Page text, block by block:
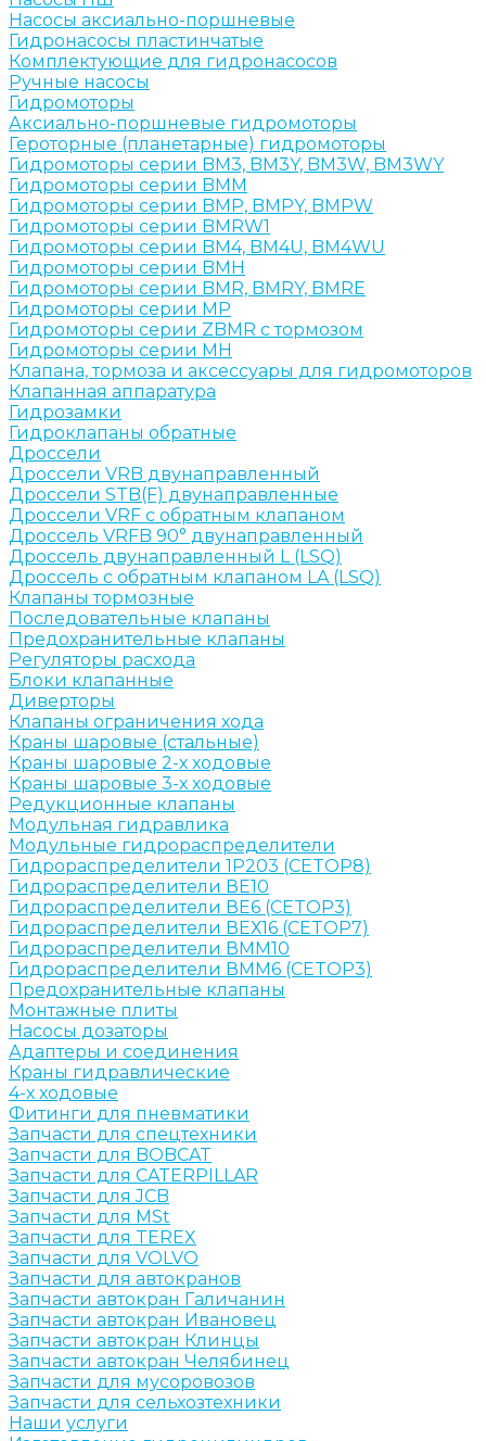
Насосы аксиально-поршневые
Гидронасосы пластинчатые
Комплектующие для гидронасосов
Ручные насосы
Гидромоторы
Аксиально-поршневые гидромоторы
Героторные (планетарные) гидромоторы
Гидромоторы серии BM3, BM3Y, BM3W, BM3WY
Гидромоторы серии BMM
Гидромоторы серии BMP, BMPY, BMPW
Гидромоторы серии BMRW1
Гидромоторы серии BМ4, BM4U, BМ4WU
Гидромоторы серии BМH
Гидромоторы серии BМR, BMRY, BМRE
Гидромоторы серии MP
Гидромоторы серии ZBMR с тормозом
Гидромоторы серии МH
Клапана, тормоза и аксессуары для гидромоторов
Клапанная аппаратура
Гидрозамки
Гидроклапаны обратные
Дроссели
Дроссели VRB двунаправленный
Дроссели STB(F) двунаправленные
Дроссели VRF с обратным клапаном
Дроссель VRFB 90° двунаправленный
Дроссель двунаправленный L (LSQ)
Дроссель с обратным клапаном LA (LSQ)
Клапаны тормозные
Последовательные клапаны
Предохранительные клапаны
Регуляторы расхода
Блоки клапанные
Диверторы
Клапаны ограничения хода
Краны шаровые (стальные)
Краны шаровые 2-х ходовые
Краны шаровые 3-х ходовые
Редукционные клапаны
Модульная гидравлика
Модульные гидрораспределители
Гидрораспределители 1Р203 (CETOP8)
Гидрораспределители ВЕ10
Гидрораспределители ВЕ6 (CETOP3)
Гидрораспределители ВЕХ16 (CETOP7)
Гидрораспределители ВММ10
Гидрораспределители ВММ6 (CETOP3)
Предохранительные клапаны
Монтажные плиты
Насосы дозаторы
Адаптеры и соединения
Краны гидравлические
4-х ходовые
Фитинги для пневматики
Запчасти для спецтехники
Запчасти для BOBCAT
Запчасти для CATERPILLAR
Запчасти для JCB
Запчасти для MSt
Запчасти для TEREX
Запчасти для VOLVO
Запчасти для автокранов
Запчасти автокран Галичанин
Запчасти автокран Ивановец
Запчасти автокран Клинцы
Запчасти автокран Челябинец
Запчасти для мусоровозов
Запчасти для сельхозтехники
Наши услуги